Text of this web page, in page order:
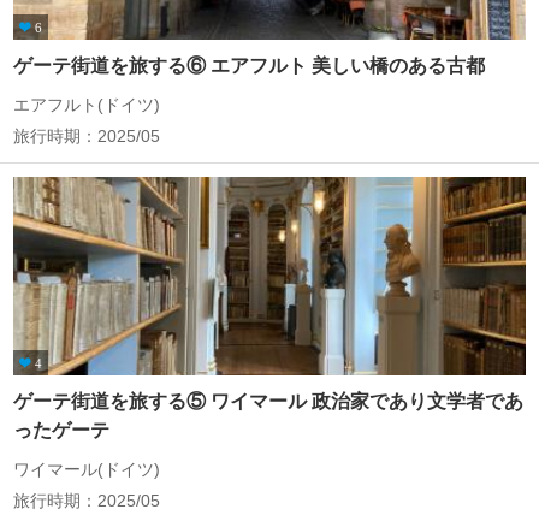
6
ゲーテ街道を旅する⑥ エアフルト 美しい橋のある古都
エアフルト(ドイツ)
旅行時期：2025/05
4
ゲーテ街道を旅する⑤ ワイマール 政治家であり文学者であ
ったゲーテ
ワイマール(ドイツ)
旅行時期：2025/05